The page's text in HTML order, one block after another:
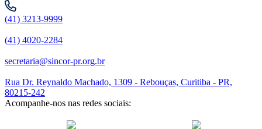
(41) 3213-9999
(41) 4020-2284
secretaria@sincor-pr.org.br
Rua Dr. Reynaldo Machado, 1309 - Rebouças, Curitiba - PR,
80215-242
Acompanhe-nos nas redes sociais: